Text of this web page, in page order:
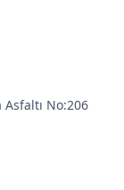
No:206